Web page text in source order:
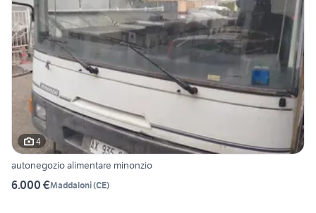
4
autonegozio alimentare minonzio
6.000 €Maddaloni(CE)